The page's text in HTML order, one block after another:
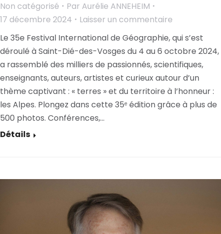
Non catégorisé Par Aurélie ANNEHEIM
17 décembre 2024
Laisser un commentaire
Le 35e Festival International de Géographie, qui s’est
déroulé à Saint-Dié-des-Vosges du 4 au 6 octobre 2024,
a rassemblé des milliers de passionnés, scientifiques,
enseignants, auteurs, artistes et curieux autour d’un
thème captivant : « terres » et du territoire à l’honneur :
les Alpes. Plongez dans cette 35ᵉ édition grâce à plus de
500 photos. Conférences,…
Détails